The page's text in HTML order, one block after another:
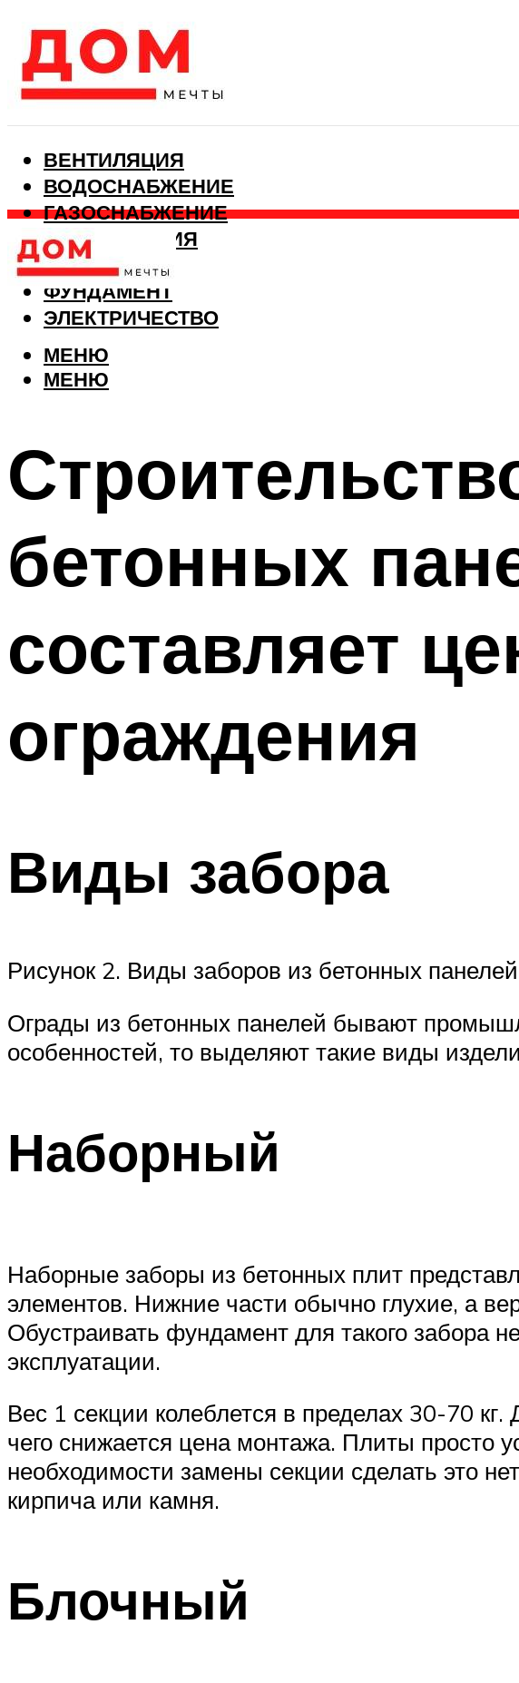
ВЕНТИЛЯЦИЯ
ВОДОСНАБЖЕНИЕ
ГАЗОСНАБЖЕНИЕ
КАНАЛИЗАЦИЯ
ОТОПЛЕНИЕ
ФУНДАМЕНТ
ЭЛЕКТРИЧЕСТВО
МЕНЮ
МЕНЮ
бетонных
составляет
ограждения
Виды забора
Рисунок 2. Виды заборов из бетонных панелей
Ограды из бетонных панелей бывают
особенностей, то выделяют такие виды
Наборный
Наборные заборы из бетонных плит
элементов. Нижние части обычно глухие, а
Обустраивать фундамент для такого забора
эксплуатации.
Вес 1 секции колеблется в пределах 30-70 кг.
чего снижается цена монтажа. Плиты просто
необходимости замены секции сделать это
кирпича или камня.
Блочный